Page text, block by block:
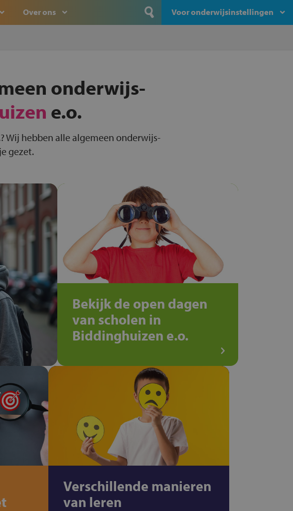
Over ons Voor onderwijsinstellingen
onderwijs-
e.o.
Wij hebben alle algemeen onderwijs-
gezet.
Bekijk de open dagen
van scholen in
Biddinghuizen e.o.
Verschillende manieren
van leren